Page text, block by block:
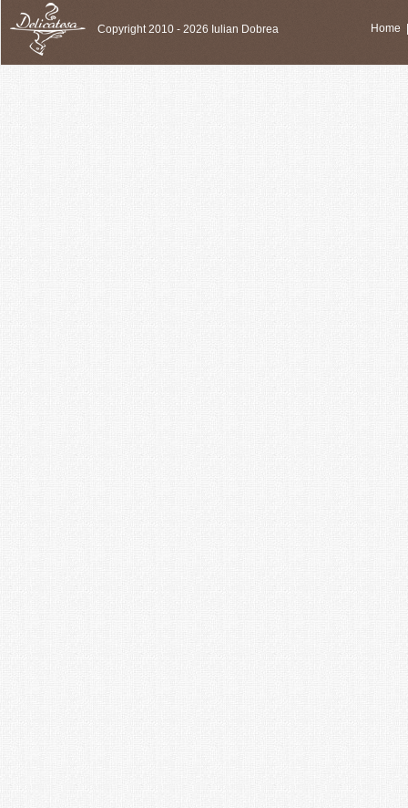
Copyright 2010 - 2026 Iulian Dobrea Home